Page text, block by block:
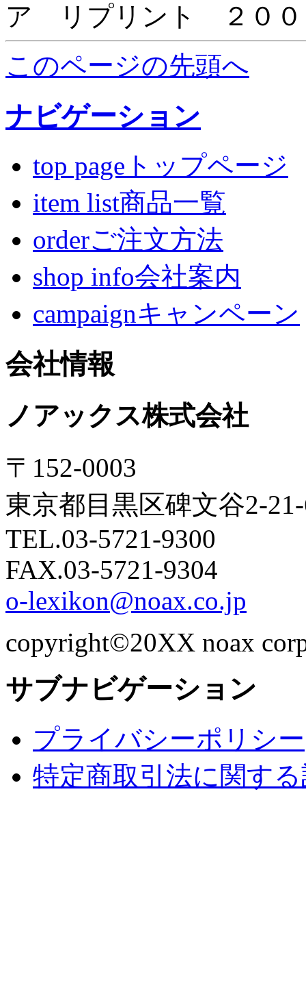
ア リプリント ２００
このページの先頭へ
ナビゲーション
top pageトップページ
item list商品一覧
orderご注文方法
shop info会社案内
campaignキャンペーン
会社情報
ノアックス株式会社
〒152-0003
東京都目黒区碑文谷2-
TEL.03-5721-9300
FAX.03-5721-9304
o-lexikon@noax.co.jp
copyright©20XX noax
サブナビゲーション
プライバシーポリシー
特定商取引法に関す